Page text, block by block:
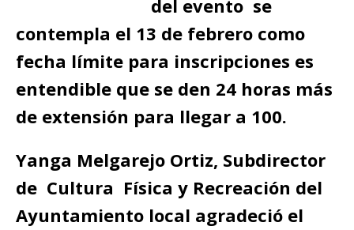
del evento se
contempla el 13 de febrero como
fecha límite para inscripciones es
entendible que se den 24 horas más
de extensión para llegar a 100.
Yanga Melgarejo Ortiz, Subdirector
de Cultura Física y Recreación del
Ayuntamiento local agradeció el